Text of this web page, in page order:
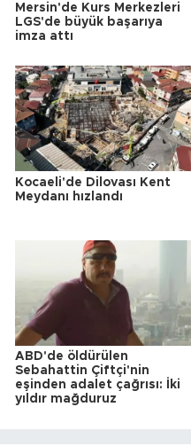
Mersin'de Kurs Merkezleri
LGS'de büyük başarıya
imza attı
Kocaeli'de Dilovası Kent
Meydanı hızlandı
ABD'de öldürülen
Sebahattin Çiftçi'nin
eşinden adalet çağrısı: İki
yıldır mağduruz